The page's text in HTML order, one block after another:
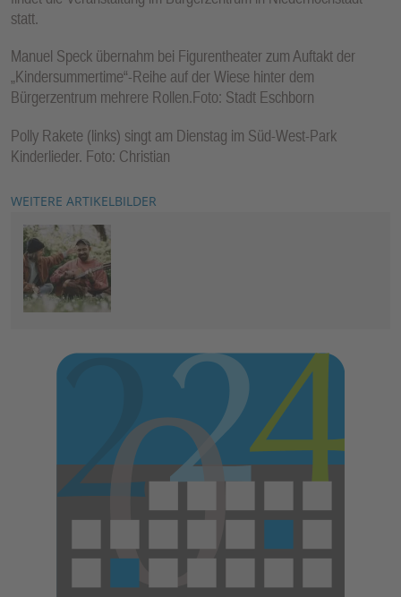
statt.
Manuel Speck übernahm bei Figurentheater zum Auftakt der
„Kindersummertime“-Reihe auf der Wiese hinter dem
Bürgerzentrum mehrere Rollen.Foto: Stadt Eschborn
Polly Rakete (links) singt am Dienstag im Süd-West-Park
Kinderlieder. Foto: Christian
WEITERE ARTIKELBILDER